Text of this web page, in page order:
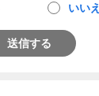
いいえ
送信する